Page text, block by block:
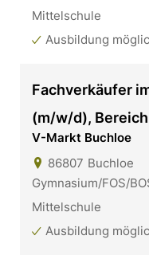
Mittelschule
Ausbildung
Fachverkäufer
(m/w/d),
V-Markt Buchloe
86807 Buchloe
Gymnasium/FOS/
Mittelschule
Ausbildung